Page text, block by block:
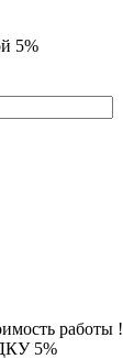
5%
работы !
5%